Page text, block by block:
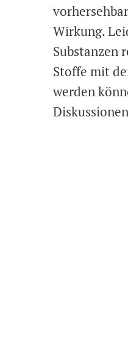
Wirkung.
Substanzen
Stoffe mit
werden